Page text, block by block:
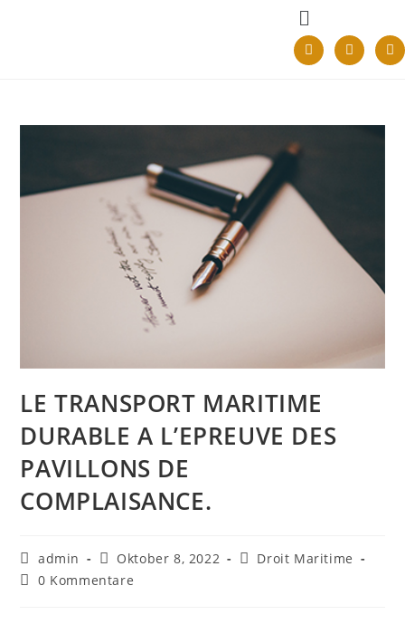
LE TRANSPORT MARITIME
DURABLE A L’EPREUVE DES
PAVILLONS DE
COMPLAISANCE.
admin Oktober 8, 2022
Droit Maritime
0 Kommentare